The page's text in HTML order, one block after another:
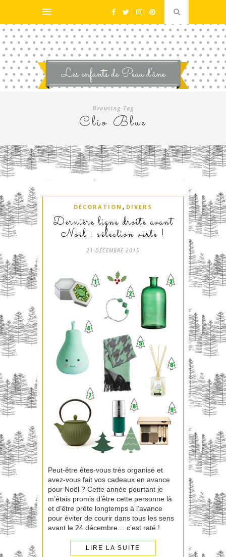
Browsing Tag
Clio Blue
DÉCORATION , DIVERS
Dernière ligne droite avant
Noël : sélection verte !
21 DÉCEMBRE 2015
Peut-être êtes-vous très organisé et
avez-vous fait vos cadeaux en avance
pour Noël ? Cette année pourtant je
m’étais promis d’être cette personne là
et d’être prête longtemps à l’avance
pour éviter de courir dans tous les sens
avant le 24 décembre… c’est raté !
LIRE LA SUITE